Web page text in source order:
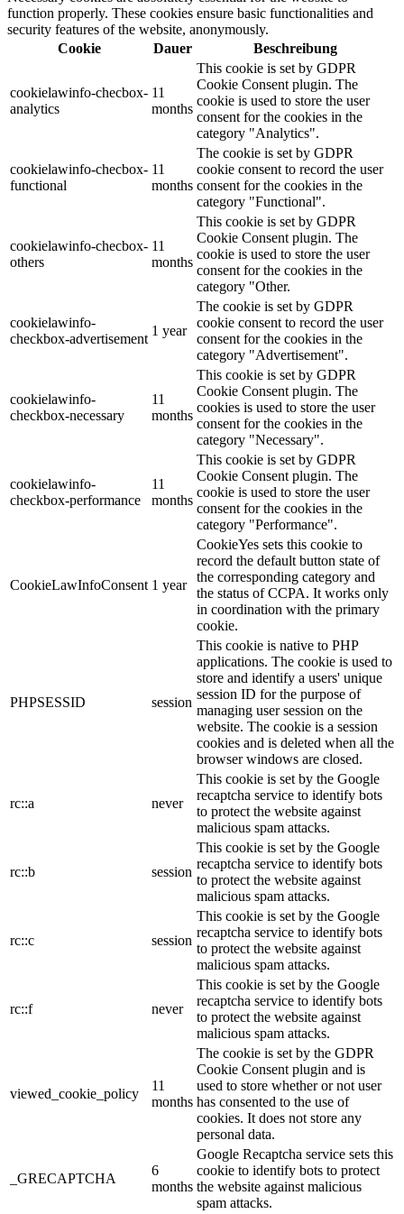
function properly. These cookies ensure basic functionalities and
security features of the website, anonymously.
Cookie
Dauer Beschreibung
cookielawinfo-checbox-
analytics
11
months
This cookie is set by GDPR
Cookie Consent plugin. The
cookie is used to store the user
consent for the cookies in the
category "Analytics".
cookielawinfo-checbox-
functional
11
months
The cookie is set by GDPR
cookie consent to record the user
consent for the cookies in the
category "Functional".
cookielawinfo-checbox-
others
11
months
This cookie is set by GDPR
Cookie Consent plugin. The
cookie is used to store the user
consent for the cookies in the
category "Other.
cookielawinfo-
checkbox-advertisement
1 year
The cookie is set by GDPR
cookie consent to record the user
consent for the cookies in the
category "Advertisement".
cookielawinfo-
checkbox-necessary
11
months
This cookie is set by GDPR
Cookie Consent plugin. The
cookies is used to store the user
consent for the cookies in the
category "Necessary".
cookielawinfo-
checkbox-performance
11
months
This cookie is set by GDPR
Cookie Consent plugin. The
cookie is used to store the user
consent for the cookies in the
category "Performance".
CookieLawInfoConsent 1 year
CookieYes sets this cookie to
record the default button state of
the corresponding category and
the status of CCPA. It works only
in coordination with the primary
cookie.
PHPSESSID session
This cookie is native to PHP
applications. The cookie is used to
store and identify a users' unique
session ID for the purpose of
managing user session on the
website. The cookie is a session
cookies and is deleted when all the
browser windows are closed.
rc::a never
This cookie is set by the Google
recaptcha service to identify bots
to protect the website against
malicious spam attacks.
rc::b session
This cookie is set by the Google
recaptcha service to identify bots
to protect the website against
malicious spam attacks.
rc::c session
This cookie is set by the Google
recaptcha service to identify bots
to protect the website against
malicious spam attacks.
rc::f never
This cookie is set by the Google
recaptcha service to identify bots
to protect the website against
malicious spam attacks.
viewed_cookie_policy
11
months
The cookie is set by the GDPR
Cookie Consent plugin and is
used to store whether or not user
has consented to the use of
cookies. It does not store any
personal data.
_GRECAPTCHA
6
months
Google Recaptcha service sets this
cookie to identify bots to protect
the website against malicious
spam attacks.